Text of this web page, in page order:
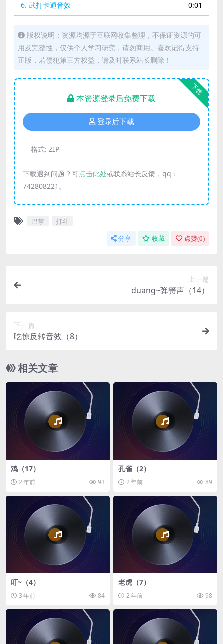
6. 武打卡通音效 0:01
版权说明：资源均源于互联网收集整理，不保证资源的可
用及完整性，仅供个人学习研究，请勿商用。喜欢记得支持
正版，若侵犯第三方权益，请及时联系站长删除！
下载
本资源登录后免费下载
登录后下载
格式: ZIP
下载遇到问题？可点击此处或联系站长反馈，qq：
742808221。
巴掌 打斗
分享 收藏 点赞(0)
上一篇
duang~弹簧声（14）
下一篇
吃惊反转音效（8）
相关文章
鸡（17）
2 年前 93
孔雀（2）
2 年前 89
叮~（4）
3 年前 84
老虎（7）
2 年前 98